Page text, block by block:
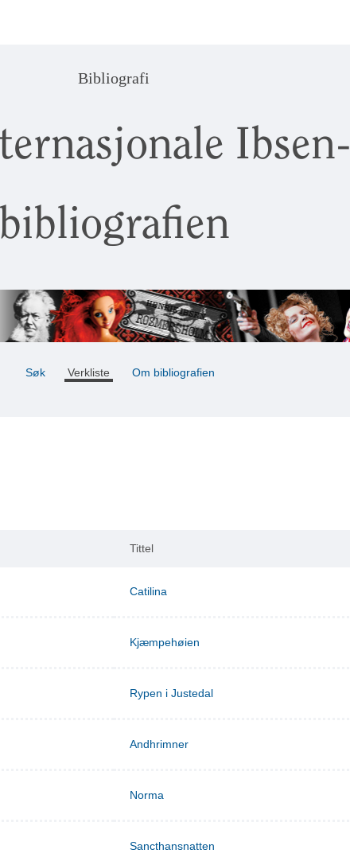
Bibliografi
Ibsen-
bibliografien
Søk Verkliste Om bibliografien
Tittel
Catilina
Kjæmpehøien
Rypen i Justedal
Andhrimner
Norma
Sancthansnatten